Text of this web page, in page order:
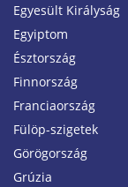
Egyesült Királyság
Egyiptom
Észtország
Finnország
Franciaország
Fülöp-szigetek
Görögország
Grúzia